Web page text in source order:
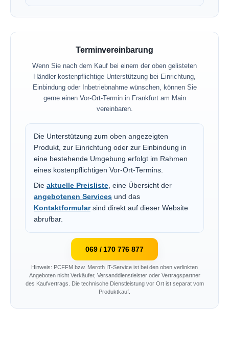
Terminvereinbarung
Wenn Sie nach dem Kauf bei einem der oben gelisteten
Händler kostenpflichtige Unterstützung bei Einrichtung,
Einbindung oder Inbetriebnahme wünschen, können Sie
gerne einen Vor-Ort-Termin in Frankfurt am Main
vereinbaren.
Die Unterstützung zum oben angezeigten
Produkt, zur Einrichtung oder zur Einbindung in
eine bestehende Umgebung erfolgt im Rahmen
eines kostenpflichtigen Vor-Ort-Termins.
Die aktuelle Preisliste, eine Übersicht der
angebotenen Services und das
Kontaktformularsind direkt auf dieser Website
abrufbar.
069 / 170 776 877
Hinweis: PCFFM bzw. Meroth IT-Service ist bei den oben verlinkten
Angeboten nicht Verkäufer, Versanddienstleister oder Vertragspartner
des Kaufvertrags. Die technische Dienstleistung vor Ort ist separat vom
Produktkauf.